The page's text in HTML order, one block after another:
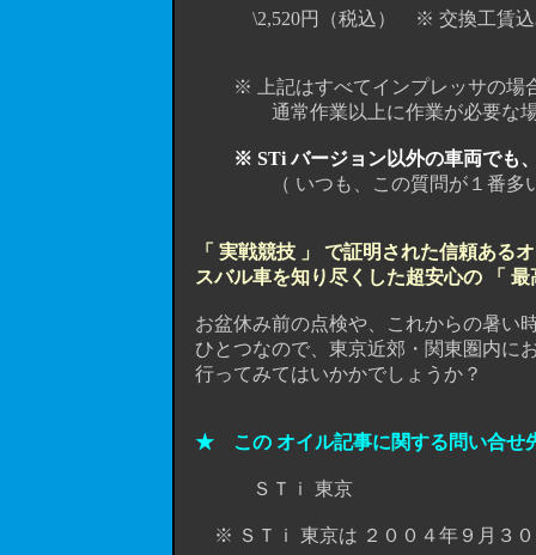
\2,520円（税込） ※ 交換工賃込
※ 上記はすべてインプレッサの場
通常作業以上に作業が必要な場合
※ STiバージョン以外の車両でも
（ いつも、この質問が１番多いの
「 実戦競技 」 で証明された信頼ある
スバル車を知り尽くした超安心の 「
お盆休み前の点検や、これからの暑い
ひとつなので、東京近郊・関東圏内に
行ってみてはいかかでしょうか？
★ この オイル記事に関する問い合せ
ＳＴｉ 東京
※ ＳＴｉ 東京は ２００４年９月３０